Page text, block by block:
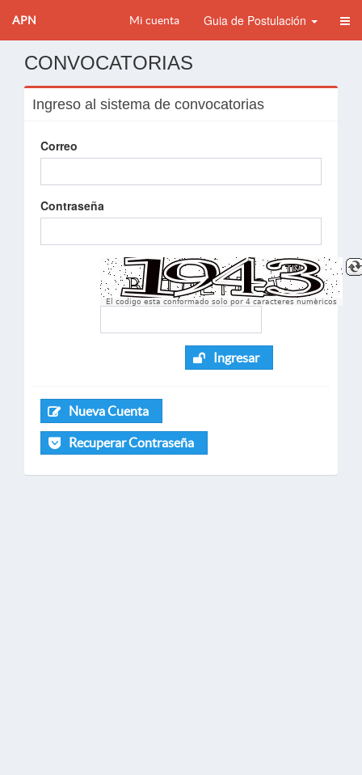
APN Mi cuenta Guia de Postulación
CONVOCATORIAS
Ingreso al sistema de convocatorias
Correo
Contraseña
El codigo esta conformado solo por 4 caracteres numèricos
Ingresar
Nueva Cuenta
Recuperar Contraseña